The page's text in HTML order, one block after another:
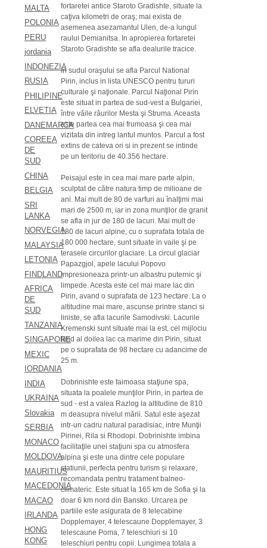
MALTA
POLONIA
PERU
jordania
INDONEZIA
RUSIA
PHILIPINE
ELVETIA
DANEMARCA
COREEA
DE
SUD
CHINA
BELGIA
SRI
LANKA
NORVEGIA
MALAYSIA
LETONIA
FINDLAND
AFRICA
DE
SUD
TANZANIA
SINGAPORE
MEXIC
IORDANIA
INDIA
UKRAINA
Slovakia
SERBIA
MONACO
MOLDOVA
MAURITIUS
MACEDONIA
MACAO
IRLANDA
HONG
KONG
fortaretei antice Staroto Gradishte, situate la
caţiva kilometri de oraş; mai exista de
asemenea asezamantul Ulen, de-a lungul
raului Demianitsa. In apropierea fortaretei
Staroto Gradishte se afla dealurile tracice.
In sudul oraşului se afla Parcul National
Pirin, inclus in lista UNESCO pentru tururi
culturale şi naţionale. Parcul Naţional Pirin
este situat in partea de sud-vest a Bulgariei,
între văile râurilor Mesta şi Struma. Aceasta
este partea cea mai frumoasa şi cea mai
vizitata din intreg lantul muntos. Parcul a fost
extins de cateva ori si in prezent se intinde
pe un teritoriu de 40.356 hectare.
Peisajul este in cea mai mare parte alpin,
sculptat de către natura timp de milioane de
ani. Mai mult de 80 de varfuri au înalţimi mai
mari de 2500 m, iar in zona munţilor de granit
se afla in jur de 180 de lacuri. Mai mult de
180 de lacuri alpine, cu o suprafata totala de
180 000 hectare, sunt situate in vaile şi pe
terasele circurilor glaciare. La circul glaciar
Papazgjol, apele lacului Popovo
impresioneaza printr-un albastru puternic şi
limpede. Acesta este cel mai mare lac din
Pirin, avand o suprafata de 123 hectare. La o
altitudine mai mare, ascunse printre stanci si
liniste, se afla lacurile Samodivski. Lacurile
Kremenski sunt situate mai la est, cel mijlociu
fiind al doilea lac ca marime din Pirin, situat
pe o suprafata de 98 hectare cu adancime de
25 m.
Dobrinishte este faimoasa staţiune spa,
situata la poalele munţilor Pirin, in partea de
sud - est a valea Razlog la altitudine de 810
m deasupra nivelul mării. Satul este aşezat
intr-un cadru natural paradisiac, intre Munţii
Pirinei, Rila si Rhodopi. Dobrinishte imbina
facilitaţile unei staţiuni spa cu atmosfera
alpina şi este una dintre cele populare
statiunii, perfecta pentru turism și relaxare,
recomandata pentru tratament balneo-
climateric. Este situat la 165 km de Sofia şi la
doar 6 km nord din Bansko. Urcarea pe
partiile este asigurata de 8 telecabine
Dopplemayer, 4 telescaune Dopplemayer, 3
telescaune Poma, 7 teleschiuri si 10
teleschiuri pentru copii. Lungimea totala a